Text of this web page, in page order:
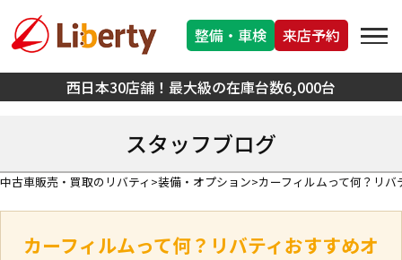
西日本30店舗！最大級の在庫台数6,000台
整備・車検 来店予約
スタッフブログ
中古車販売・買取のリバティ 装備・オプション カーフィルムって何？リ
カーフィルムって何？リバティおすすめオ